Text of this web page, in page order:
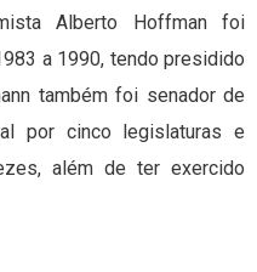
Alberto Hoffman foi
a 1990, tendo presidido
também foi senador de
por cinco legislaturas e
além de ter exercido